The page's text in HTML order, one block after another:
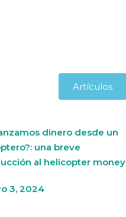
Artículos
dinero desde un
una breve
al helicopter money
3, 2024